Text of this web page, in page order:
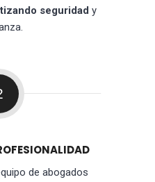
seguridad y
de abogados